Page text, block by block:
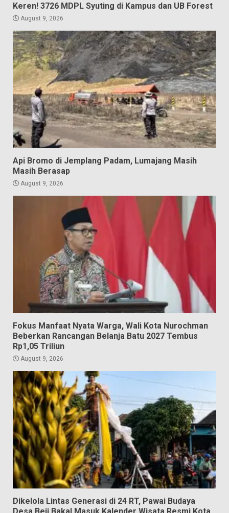
Keren! 3726 MDPL Syuting di Kampus dan UB Forest
August 9, 2026
Api Bromo di Jemplang Padam, Lumajang Masih
Masih Berasap
August 9, 2026
Fokus Manfaat Nyata Warga, Wali Kota Nurochman
Beberkan Rancangan Belanja Batu 2027 Tembus
Rp1,05 Triliun
August 9, 2026
Dikelola Lintas Generasi di 24 RT, Pawai Budaya